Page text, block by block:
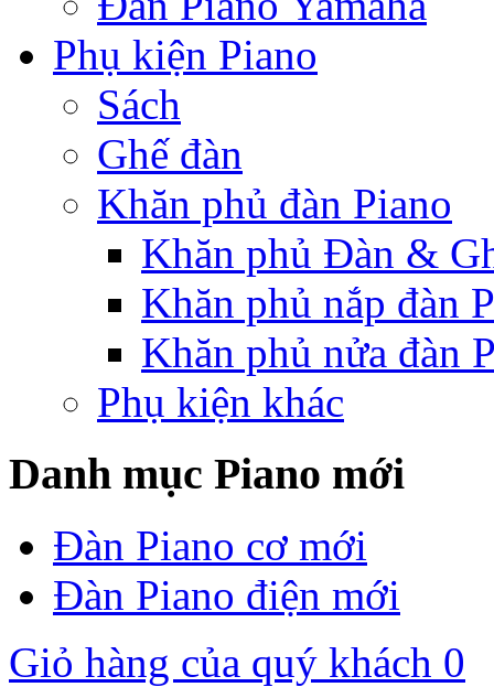
Phụ kiện Piano
Sách
Ghế đàn
Khăn phủ đàn Piano
Khăn phủ Đàn &
Khăn phủ nắp đàn
Khăn phủ nửa đàn
Phụ kiện khác
Danh mục Piano mới
Đàn Piano cơ mới
Đàn Piano điện mới
Giỏ hàng của quý khách 0